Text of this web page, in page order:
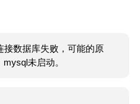
接数据库失败，可能的原
未启动。